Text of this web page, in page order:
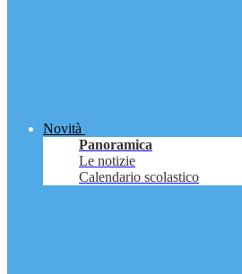
Novità
Panoramica
Le notizie
Calendario scolastico